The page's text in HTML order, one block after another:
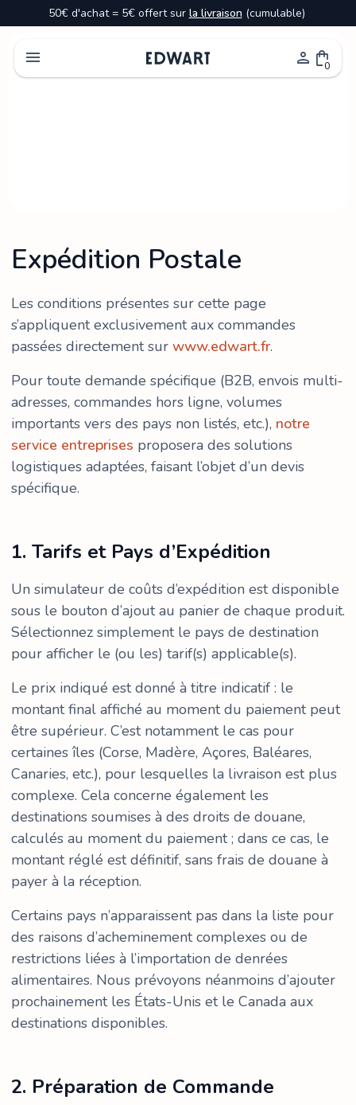
50€ d'achat = 5€ offert sur la livraison (cumulable)
menu person shopping_bag
0
Expédition Postale
Les conditions présentes sur cette page
s’appliquent exclusivement aux commandes
passées directement sur www.edwart.fr.
Pour toute demande spécifique (B2B, envois multi-
adresses, commandes hors ligne, volumes
importants vers des pays non listés, etc.), notre
service entreprises proposera des solutions
logistiques adaptées, faisant l’objet d’un devis
spécifique.
1. Tarifs et Pays d’Expédition
Un simulateur de coûts d’expédition est disponible
sous le bouton d’ajout au panier de chaque produit.
Sélectionnez simplement le pays de destination
pour afficher le (ou les) tarif(s) applicable(s).
Le prix indiqué est donné à titre indicatif : le
montant final affiché au moment du paiement peut
être supérieur. C’est notamment le cas pour
certaines îles (Corse, Madère, Açores, Baléares,
Canaries, etc.), pour lesquelles la livraison est plus
complexe. Cela concerne également les
destinations soumises à des droits de douane,
calculés au moment du paiement ; dans ce cas, le
montant réglé est définitif, sans frais de douane à
payer à la réception.
Certains pays n’apparaissent pas dans la liste pour
des raisons d’acheminement complexes ou de
restrictions liées à l’importation de denrées
alimentaires. Nous prévoyons néanmoins d’ajouter
prochainement les États-Unis et le Canada aux
destinations disponibles.
2. Préparation de Commande